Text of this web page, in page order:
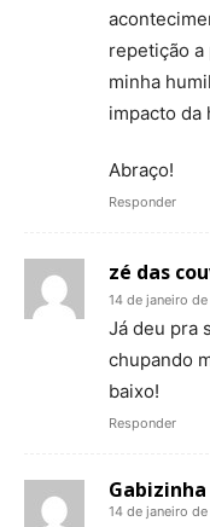
repetição
minha
impacto da
Abraço!
Responder
zé das
14 de janeiro
Já deu pra
chupando
baixo!
Responder
Gabizinha
14 de janeiro